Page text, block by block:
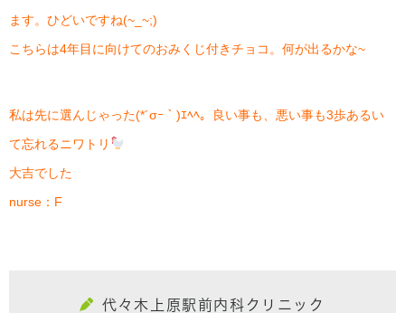
ます。ひどいですね(~_~;)
こちらは4年目に向けてのおみくじ付きチョコ。何が出るかな~
私は先に選んじゃった(*´σｰ｀)ｴﾍﾍ。良い事も、悪い事も3歩あるい
て忘れるニワトリ
大吉でした
nurse：F
代々木上原駅前内科クリニック